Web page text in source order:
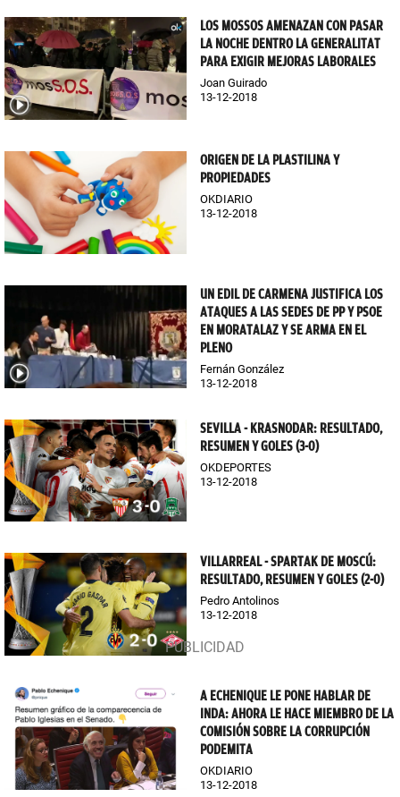
LOS MOSSOS AMENAZAN CON PASAR
LA NOCHE DENTRO LA GENERALITAT
PARA EXIGIR MEJORAS LABORALES
Joan Guirado
13-12-2018
ORIGEN DE LA PLASTILINA Y
PROPIEDADES
OKDIARIO
13-12-2018
UN EDIL DE CARMENA JUSTIFICA LOS
ATAQUES A LAS SEDES DE PP Y PSOE
EN MORATALAZ Y SE ARMA EN EL
PLENO
Fernán González
13-12-2018
SEVILLA - KRASNODAR: RESULTADO,
RESUMEN Y GOLES (3-0)
OKDEPORTES
13-12-2018
VILLARREAL - SPARTAK DE MOSCÚ:
RESULTADO, RESUMEN Y GOLES (2-0)
Pedro Antolinos
13-12-2018
A ECHENIQUE LE PONE HABLAR DE
INDA: AHORA LE HACE MIEMBRO DE LA
COMISIÓN SOBRE LA CORRUPCIÓN
PODEMITA
OKDIARIO
13-12-2018